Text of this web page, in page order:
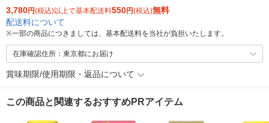
3,780円(税込)以上で基本配送料550円(税込)無料
配送料について
※一部の商品につきましては、基本配送料を当社が負担いたします。
在庫確認住所：東京都にお届け
賞味期限/使用期限・返品について
この商品と関連するおすすめPRアイテム